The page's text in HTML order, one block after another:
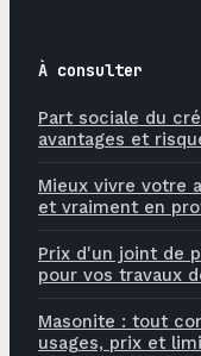
À consulter
Part sociale du
avantages et
Mieux vivre votre
et vraiment en
Prix d'un joint de
pour vos travaux
Masonite : tout
usages, prix et